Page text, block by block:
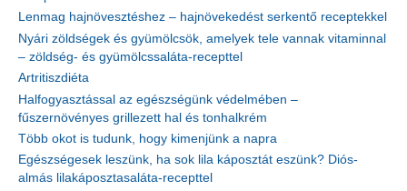
Lenmag hajnövesztéshez – hajnövekedést serkentő receptekkel
Nyári zöldségek és gyümölcsök, amelyek tele vannak vitaminnal
– zöldség- és gyümölcssaláta-recepttel
Artritiszdiéta
Halfogyasztással az egészségünk védelmében –
fűszernövényes grillezett hal és tonhalkrém
Több okot is tudunk, hogy kimenjünk a napra
Egészségesek leszünk, ha sok lila káposztát eszünk? Diós-
almás lilakáposztasaláta-recepttel